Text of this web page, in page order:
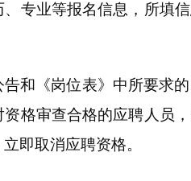
专业等报名信息，所填
和《岗位表》中所要求
格审查合格的应聘人员，
即取消应聘资格。